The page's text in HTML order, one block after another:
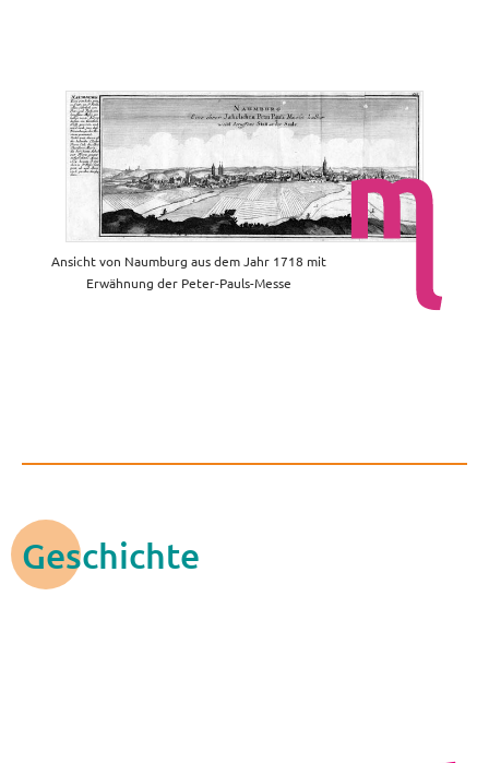
Ansicht von Naumburg aus dem Jahr 1718 mit
Erwähnung der Peter-Pauls-Messe
Geschichte